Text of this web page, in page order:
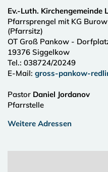
Ev.-Luth. Kirchengemeinde
Pfarrsprengel mit KG
(Pfarrsitz)
OT Groß Pankow -
19376 Siggelkow
Tel.: 038724/20249
E-Mail: gross-pankow-
Pastor Daniel Jordanov
Pfarrstelle
Weitere Adressen